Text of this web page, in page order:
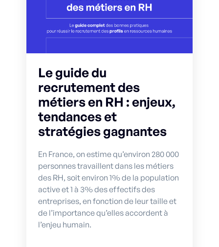
Le guide du
recrutement des
métiers en RH : enjeux,
tendances et
stratégies gagnantes
En France, on estime qu’environ 280 000
personnes travaillent dans les métiers
des RH, soit environ 1% de la population
active et 1 à 3% des effectifs des
entreprises, en fonction de leur taille et
de l’importance qu’elles accordent à
l’enjeu humain.